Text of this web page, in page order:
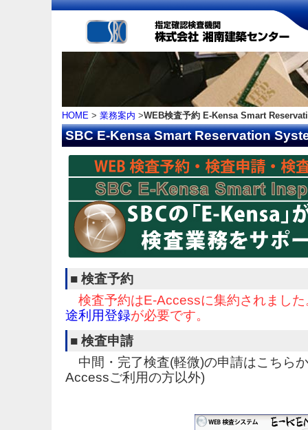
HOME > 業務案内 >WEB検査予約 E-Kensa Smart
SBC E-Kensa Smart Reservation
■ 検査予約
検査予約はE-Accessに集約されまし
途利用登録が必要です。
■ 検査申請
中間・完了検査(軽微)の申請はこちら
Accessご利用の方以外)